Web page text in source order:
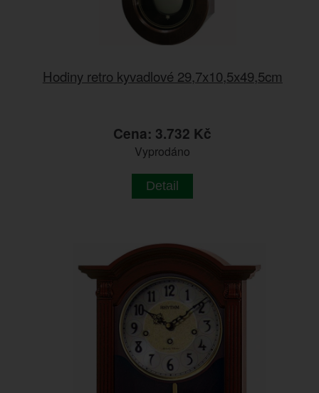
Hodiny retro kyvadlové 29,7x10,5x49,5cm
Cena: 3.732 Kč
Vyprodáno
Detail